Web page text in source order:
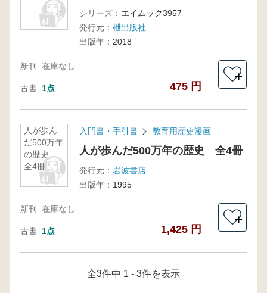
シリーズ： エイムック3957
発行元： 枻出版社
出版年： 2018
新刊 在庫なし
古書 1点 475 円
＋
人が歩ん
だ500万年
の歴史
全4冊
入門書・手引書 教育用歴史漫画
人が歩んだ500万年の歴史 全4冊
発行元： 岩波書店
出版年： 1995
新刊 在庫なし
古書 1点 1,425 円
＋
全3件中 1 - 3件を表示